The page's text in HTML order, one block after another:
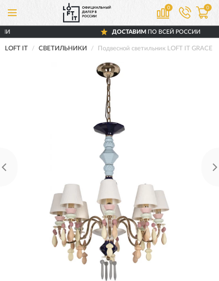
0 0
ДОСТАВИМПО ВСЕЙ РОССИИ
LOFT IT СВЕТИЛЬНИКИ Подвесной светильник LOFT IT GRACE